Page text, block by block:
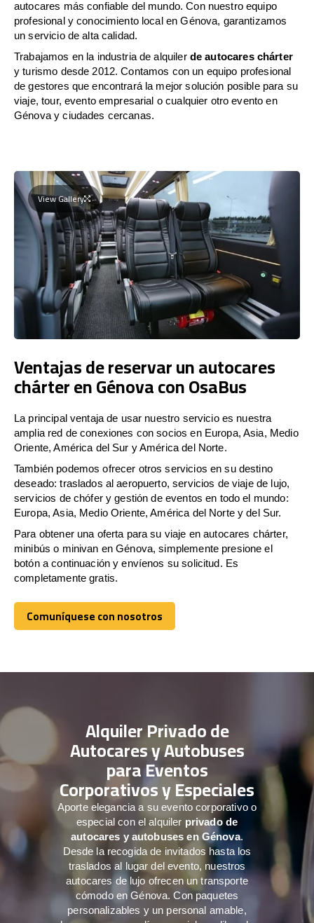
autocares más confiable del mundo. Con nuestro equipo
profesional y conocimiento local en Génova, garantizamos
un servicio de alta calidad.
Trabajamos en la industria de alquiler de autocares chárter
y turismo desde 2012. Contamos con un equipo profesional
de gestores que encontrará la mejor solución posible para su
viaje, tour, evento empresarial o cualquier otro evento en
Génova y ciudades cercanas.
View Gallery
Ventajas de reservar un autocares
chárter en Génova con OsaBus
La principal ventaja de usar nuestro servicio es nuestra
amplia red de conexiones con socios en Europa, Asia, Medio
Oriente, América del Sur y América del Norte.
También podemos ofrecer otros servicios en su destino
deseado: traslados al aeropuerto, servicios de viaje de lujo,
servicios de chófer y gestión de eventos en todo el mundo:
Europa, Asia, Medio Oriente, América del Norte y del Sur.
Para obtener una oferta para su viaje en autocares chárter,
minibús o minivan en Génova, simplemente presione el
botón a continuación y envíenos su solicitud. Es
completamente gratis.
Comuníquese con nosotros
Comuníquese con nosotros
Alquiler Privado de
Autocares y Autobuses
para Eventos
Corporativos y Especiales
Aporte elegancia a su evento corporativo o
especial con el alquiler privado de
autocares y autobuses en Génova.
Desde la recogida de invitados hasta los
traslados al lugar del evento, nuestros
autocares de lujo ofrecen un transporte
cómodo en Génova. Con paquetes
personalizables y un personal amable,